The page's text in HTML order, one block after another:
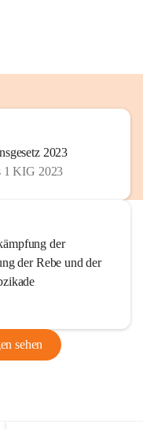
2023
1 KIG 2023
der
der Rebe und der
sehen